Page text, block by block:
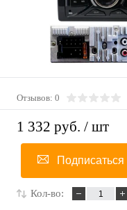
Отзывов: 0
1 332 руб. / шт
Подписаться
Кол-во: